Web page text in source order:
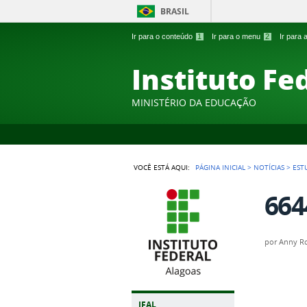
Ir para o conteúdo 1 Ir para o menu 2 Ir para
BRASIL
Instituto
MINISTÉRIO DA EDUCAÇÃO
VOCÊ ESTÁ AQUI: PÁGINA INICIAL > NOTÍCIAS >
IFAL
porAnny